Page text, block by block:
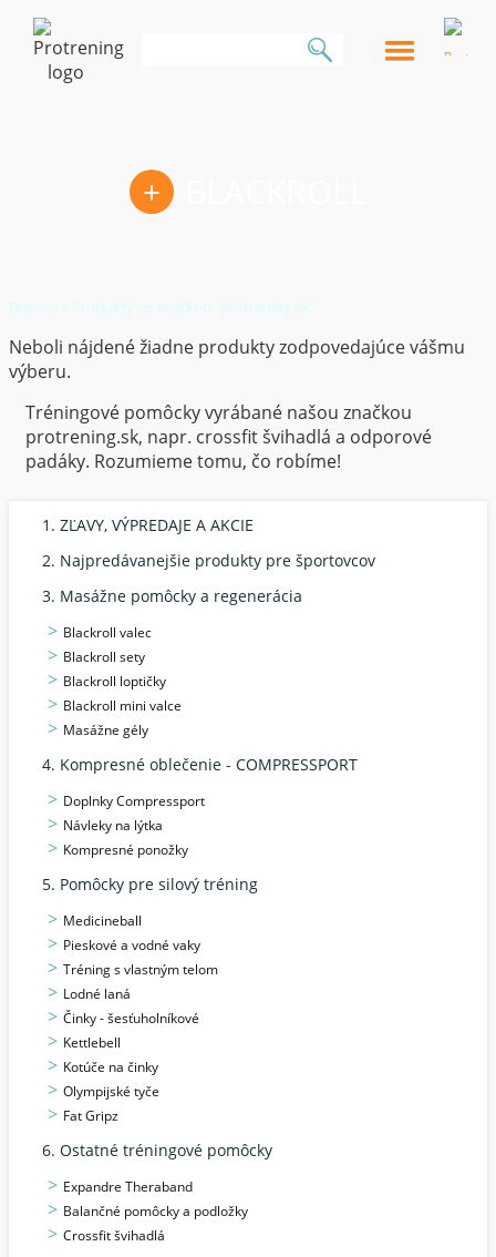
Domov > Produkty so značkou “protrening.sk”
Neboli nájdené žiadne produkty zodpovedajúce vášmu
výberu.
Tréningové pomôcky vyrábané našou značkou
protrening.sk, napr. crossfit švihadlá a odporové
padáky. Rozumieme tomu, čo robíme!
1. ZĽAVY, VÝPREDAJE A AKCIE
2. Najpredávanejšie produkty pre športovcov
3. Masážne pomôcky a regenerácia
Blackroll valec
Blackroll sety
Blackroll loptičky
Blackroll mini valce
Masážne gély
4. Kompresné oblečenie - COMPRESSPORT
Doplnky Compressport
Návleky na lýtka
Kompresné ponožky
5. Pomôcky pre silový tréning
Medicineball
Pieskové a vodné vaky
Tréning s vlastným telom
Lodné laná
Činky - šesťuholníkové
Kettlebell
Kotúče na činky
Olympijské tyče
Fat Gripz
6. Ostatné tréningové pomôcky
Expandre Theraband
Balančné pomôcky a podložky
Crossfit švihadlá